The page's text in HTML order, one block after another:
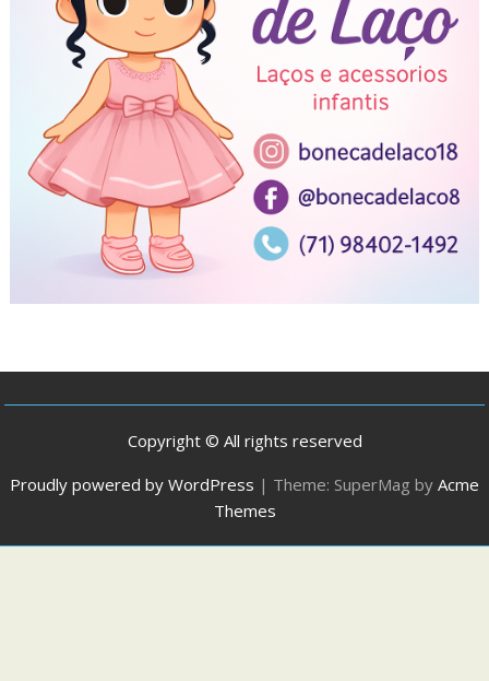
Copyright © All rights reserved
Proudly powered by WordPress | Theme: SuperMag by Acme
Themes